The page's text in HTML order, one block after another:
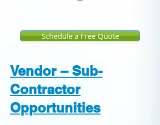
Schedule a Free Quote
Vendor – Sub-
Contractor
Opportunities